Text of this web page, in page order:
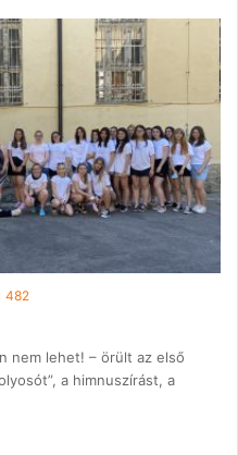
482
lehet! – örült az első
a himnuszírást, a